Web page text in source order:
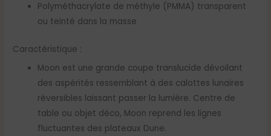
Polyméthacrylate de méthyle (PMMA) transparent
ou teinté dans la masse
Caractéristique :
Moon est une grande coupe translucide dévoilant
des aspérités ressemblant à des calottes lunaires
réversibles laissant passer la lumière. Centre de
table ou objet déco, Moon reprend les lignes
fluctuantes des plateaux Dune.